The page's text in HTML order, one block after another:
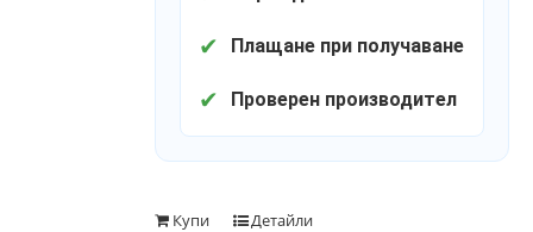
✔ Плащане при получаване
✔ Проверен производител
Купи Детайли